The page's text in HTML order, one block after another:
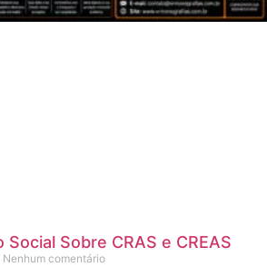
Social Sobre CRAS e CREAS
Nenhum comentário